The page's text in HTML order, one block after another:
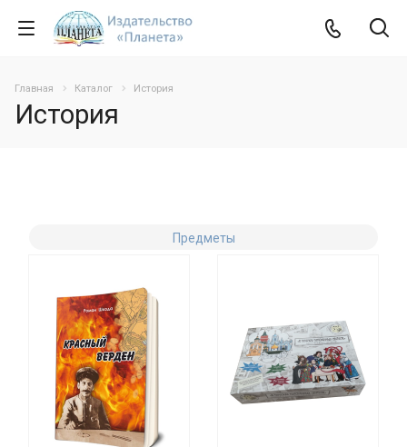
Главная Каталог История
История
Предметы